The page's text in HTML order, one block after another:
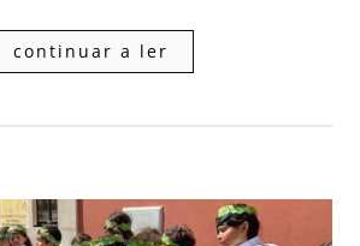
continuar a ler